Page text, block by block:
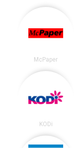
McPaper
KODi